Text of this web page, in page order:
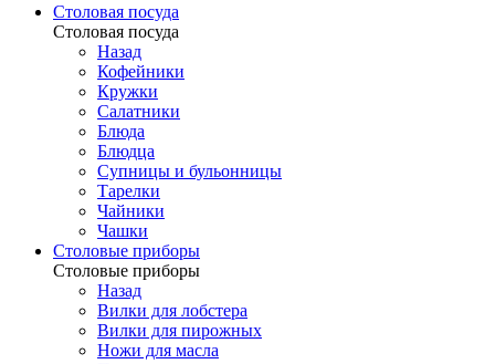
Столовая посуда
Столовая посуда
Назад
Кофейники
Кружки
Салатники
Блюда
Блюдца
Супницы и бульонницы
Тарелки
Чайники
Чашки
Cтоловые приборы
Cтоловые приборы
Назад
Вилки для лобстера
Вилки для пирожных
Ножи для масла